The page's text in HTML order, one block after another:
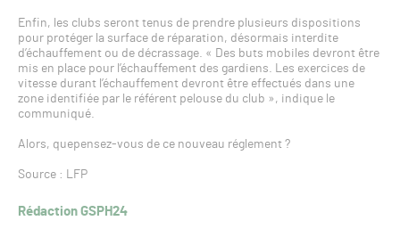
Enfin, les clubs seront tenus de prendre plusieurs dispositions
pour protéger la surface de réparation, désormais interdite
d’échauffement ou de décrassage. « Des buts mobiles devront être
mis en place pour l’échauffement des gardiens. Les exercices de
vitesse durant l’échauffement devront être effectués dans une
zone identifiée par le référent pelouse du club », indique le
communiqué.
Alors, quepensez-vous de ce nouveau réglement ?
Source : LFP
Rédaction GSPH24